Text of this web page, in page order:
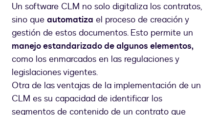
Un software CLM no solo digitaliza los contratos,
sino que automatiza el proceso de creación y
gestión de estos documentos. Esto permite un
manejo estandarizado de algunos elementos,
como los enmarcados en las regulaciones y
legislaciones vigentes.
Otra de las ventajas de la implementación de un
CLM es su capacidad de identificar los
segmentos de contenido de un contrato que